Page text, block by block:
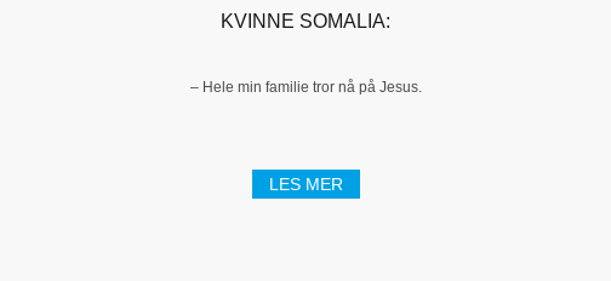
KVINNE SOMALIA:
– Hele min familie tror nå på Jesus.
LES MER